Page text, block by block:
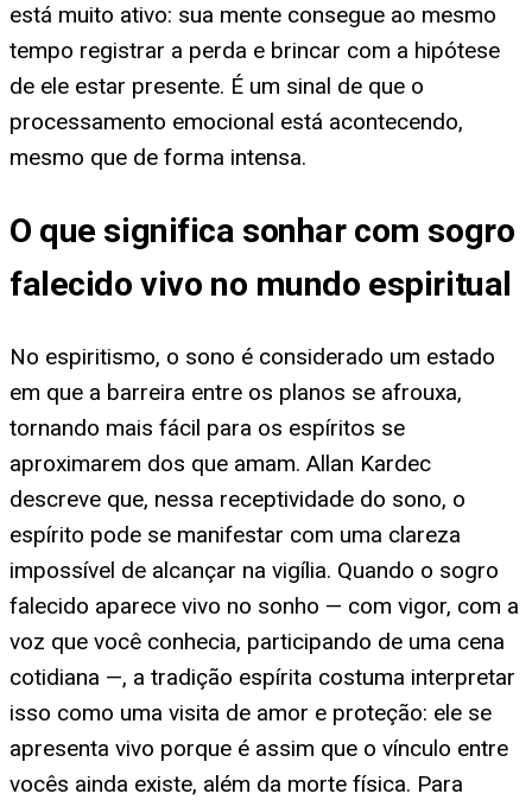
está muito ativo: sua mente consegue ao mesmo
tempo registrar a perda e brincar com a hipótese
de ele estar presente. É um sinal de que o
processamento emocional está acontecendo,
mesmo que de forma intensa.
O que significa sonhar com sogro
falecido vivo no mundo espiritual
No espiritismo, o sono é considerado um estado
em que a barreira entre os planos se afrouxa,
tornando mais fácil para os espíritos se
aproximarem dos que amam. Allan Kardec
descreve que, nessa receptividade do sono, o
espírito pode se manifestar com uma clareza
impossível de alcançar na vigília. Quando o sogro
falecido aparece vivo no sonho — com vigor, com a
voz que você conhecia, participando de uma cena
cotidiana —, a tradição espírita costuma interpretar
isso como uma visita de amor e proteção: ele se
apresenta vivo porque é assim que o vínculo entre
vocês ainda existe, além da morte física. Para